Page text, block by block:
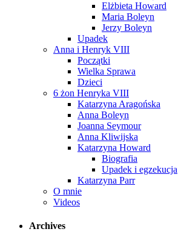
Elżbieta Howard
Maria Boleyn
Jerzy Boleyn
Upadek
Anna i Henryk VIII
Początki
Wielka Sprawa
Dzieci
6 żon Henryka VIII
Katarzyna Aragońska
Anna Boleyn
Joanna Seymour
Anna Kliwijska
Katarzyna Howard
Biografia
Upadek i egzekucja
Katarzyna Parr
O mnie
Videos
Archives